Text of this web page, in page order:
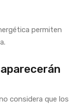
permiten
considera que los